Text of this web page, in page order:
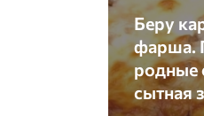
Беру
фарша.
родные
сытная